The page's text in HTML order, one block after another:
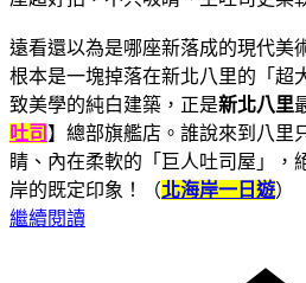
遠看還以為是哪座新落成的現代美
根本是一塊掉落在新北八里的「超
致美學的純白建築，正是新北八里
吐司 】總部旗艦店。誰說來到八里
睛、內在柔軟的「巨人吐司屋」，
岸的既定印象！（北海岸一日遊）
繼續閱讀